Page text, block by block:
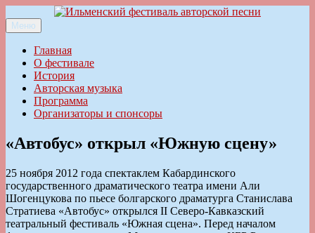
к
содержимому
Ильменский фестиваль авторской песни
Меню
Главная
О фестивале
История
Авторская музыка
Программа
Организаторы и спонсоры
«Автобус» открыл «Южную сцену»
25 ноября 2012 года спектаклем Кабардинского
государственного драматического театра имени Али
Шогенцукова по пьесе болгарского драматурга Станислава
Стратиева «Автобус» открылся II Северо-Кавказский
театральный фестиваль «Южная сцена». Перед началом